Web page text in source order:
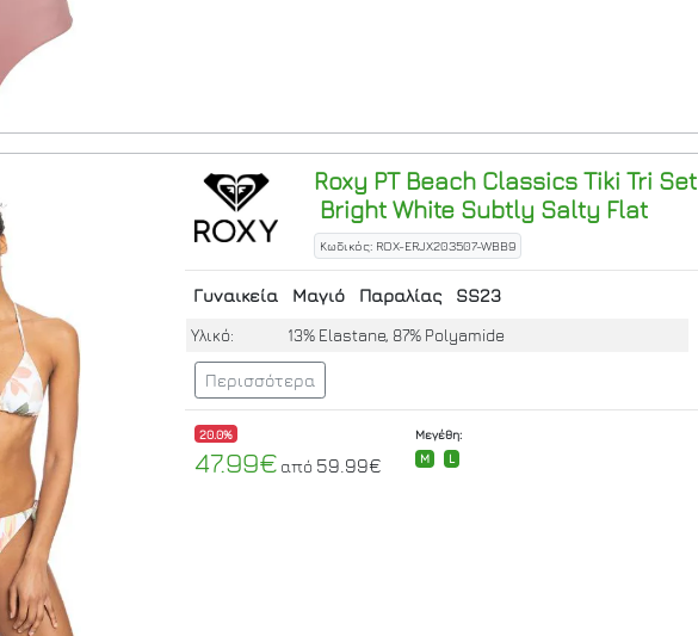
Roxy PT Beach Classics Tiki Tri Set
Bright White Subtly Salty Flat
Κωδικός: ROX-ERJX203507-WBB9
Γυναικεία Μαγιό Παραλίας SS23
Υλικό: 13% Elastane, 87% Polyamide
Περισσότερα
20.0%
47.99€ από 59.99€
Μεγέθη:
M
L